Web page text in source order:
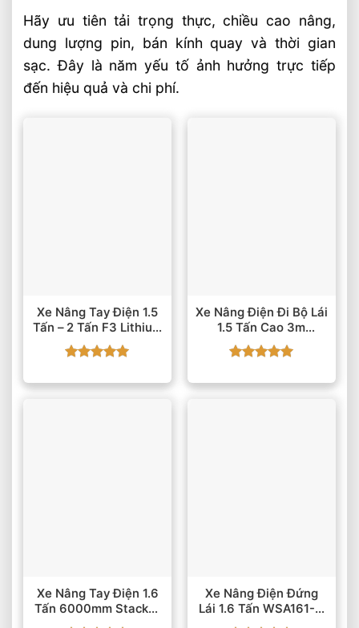
Hãy ưu tiên tải trọng thực, chiều cao nâng,
dung lượng pin, bán kính quay và thời gian
sạc. Đây là năm yếu tố ảnh hưởng trực tiếp
đến hiệu quả và chi phí.
Xe Nâng Tay Điện 1.5
Tấn – 2 Tấn F3 Lithium
24V/20Ah
hạng55
Xe Nâng Điện Đi Bộ Lái
1.5 Tấn Cao 3m
LWS15-30 2 Mast
hạng55
Xe Nâng Tay Điện 1.6
Tấn 6000mm Stacker
WSA161 EP
Xe Nâng Điện Đứng
Lái 1.6 Tấn WSA161-D
24V210Ah Li-Ion